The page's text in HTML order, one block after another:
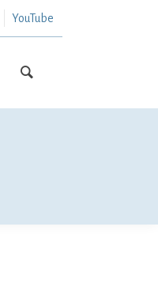
YouTube